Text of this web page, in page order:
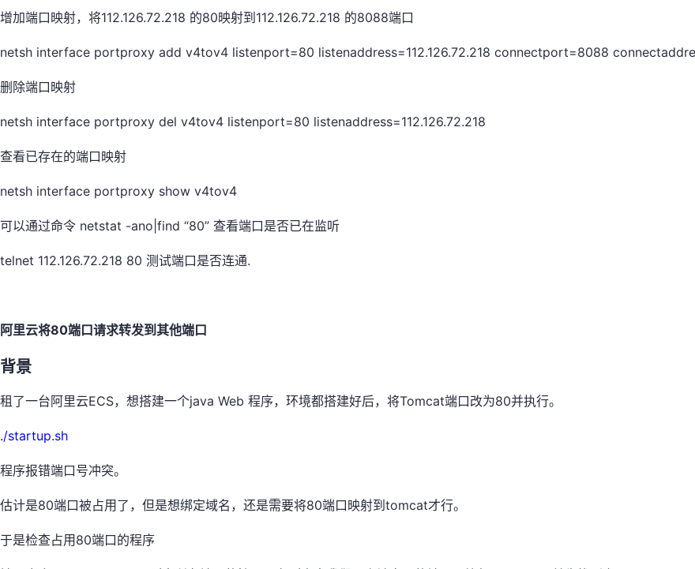
增加端口映射，将112.126.72.218 的80映射到112.126.72.218 的8088端口
netsh interface portproxy add v4tov4 listenport=80 listenaddress=112.126.72.218 connectport=8088
删除端口映射
netsh interface portproxy del v4tov4 listenport=80 listenaddress=112.126.72.218
查看已存在的端口映射
netsh interface portproxy show v4tov4
可以通过命令 netstat -ano|find “80” 查看端口是否已在监听
telnet 112.126.72.218 80 测试端口是否连通.
​阿里云将80端口请求转发到其他端口
背景
租了一台阿里云ECS，想搭建一个java Web 程序，环境都搭建好后，将Tomcat端口改为80并执行。
./startup.sh
程序报错端口号冲突。
估计是80端口被占用了，但是想绑定域名，还是需要将80端口映射到tomcat才行。
于是检查占用80端口的程序